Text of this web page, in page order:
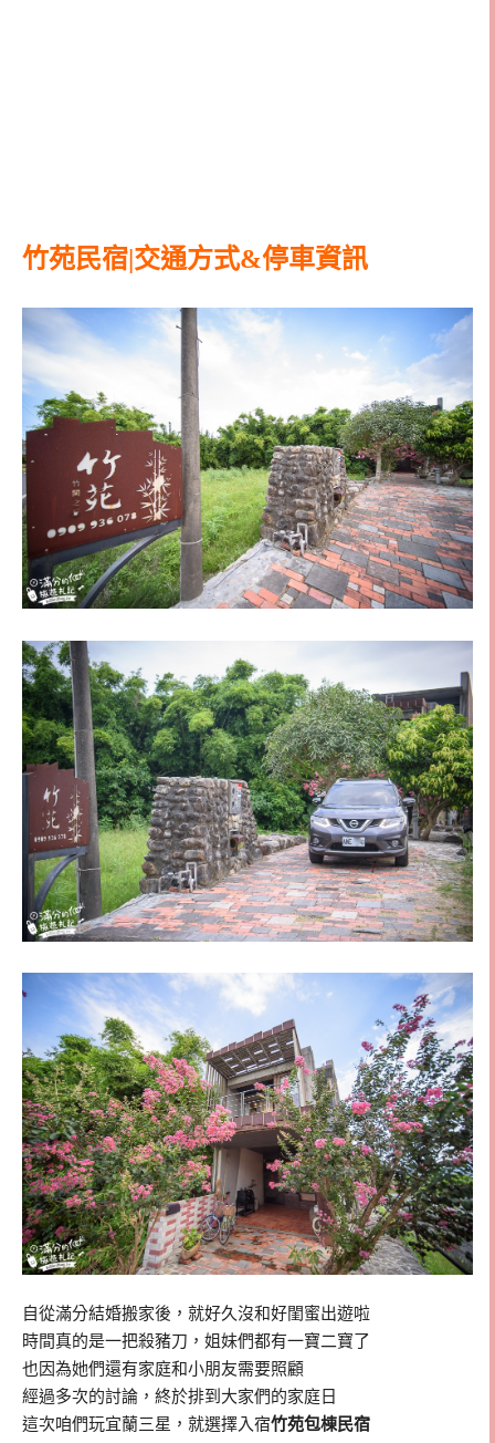
竹苑民宿|交通方式&停車資訊
自從滿分結婚搬家後，就好久沒和好閨蜜出遊啦
時間真的是一把殺豬刀，姐妹們都有一寶二寶了
也因為她們還有家庭和小朋友需要照顧
經過多次的討論，終於排到大家們的家庭日
這次咱們玩宜蘭三星，就選擇入宿竹苑包棟民宿